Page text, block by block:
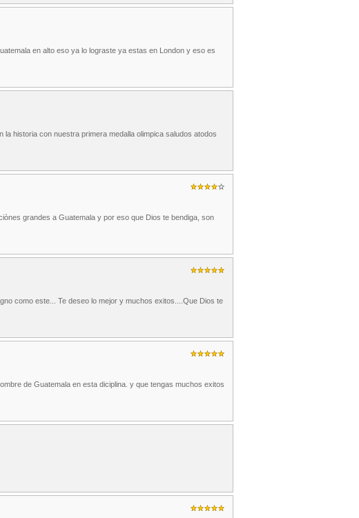
en alto eso ya lo lograste ya estas en London y eso es
historia con nuestra primera medalla olimpica saludos atodos
grandes a Guatemala y por eso que Dios te bendiga, son
como este... Te deseo lo mejor y muchos exitos....Que Dios te
de Guatemala en esta diciplina. y que tengas muchos exitos